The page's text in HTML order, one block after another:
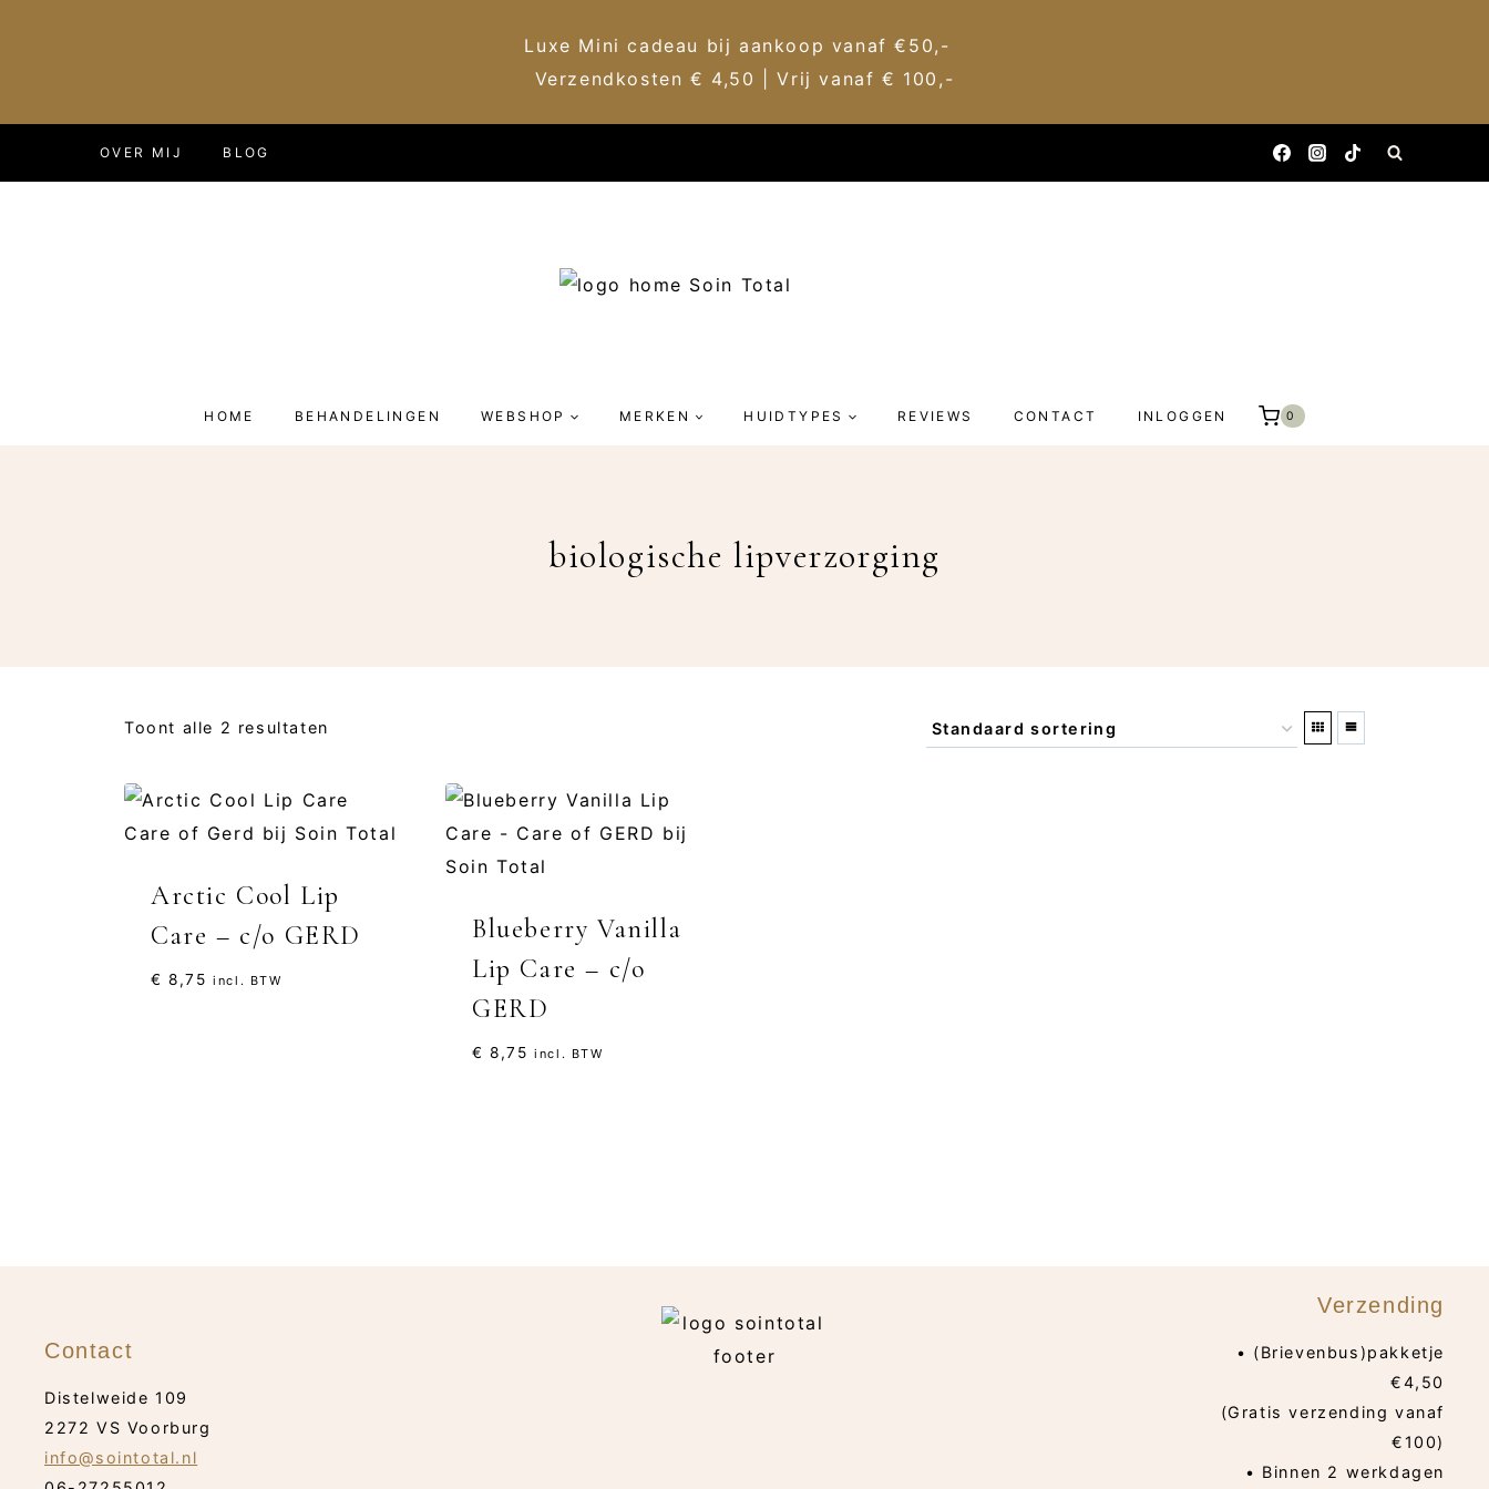
Luxe Mini cadeau bij aankoop vanaf €50,-
Verzendkosten € 4,50 | Vrij vanaf € 100,-
OVER MIJ BLOG
HOME BEHANDELINGEN WEBSHOP MERKEN HUIDTYPES REVIEWS CONTACT INLOGGEN 0
biologische lipverzorging
Toont alle 2 resultaten
Arctic Cool Lip
Care – c/o GERD
€ 8,75 incl. BTW
Blueberry Vanilla
Lip Care – c/o
GERD
€ 8,75 incl. BTW
Contact
Distelweide 109
2272 VS Voorburg
info@sointotal.nl
Verzending
• (Brievenbus)pakketje
€4,50
(Gratis verzending vanaf
€100)
• Binnen 2 werkdagen